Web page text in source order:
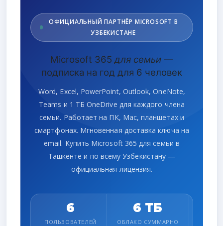
ОФИЦИАЛЬНЫЙ ПАРТНЁР MICROSOFT В
УЗБЕКИСТАНЕ
Microsoft 365 для семьи —
подписка на год для 6 человек
Word, Excel, PowerPoint, Outlook, OneNote,
Teams и 1 ТБ OneDrive для каждого члена
семьи. Работает на ПК, Mac, планшетах и
смартфонах. Мгновенная доставка ключа на
email. Купить Microsoft 365 для семьи в
Ташкенте и по всему Узбекистану —
официальная лицензия.
6
ПОЛЬЗОВАТЕЛЕЙ
6 ТБ
ОБЛАКО СУММАРНО